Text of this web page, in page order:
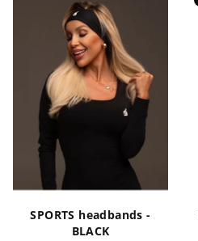
SPORTS headbands -
BLACK